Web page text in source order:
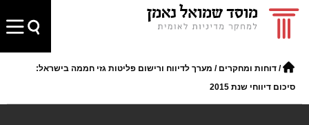
/ דוחות ומחקרים / מערך לדיווח ורישום פליטות גזי חממה בישראל:
סיכום דיווחי שנת 2015